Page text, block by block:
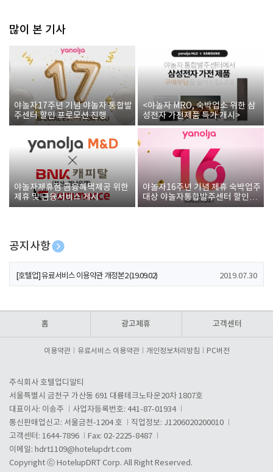
많이 본 기사
야놀자17주년 기념 야놀자 통합발
주센터 할인 프로모션 진행
<야놀자 MRO, 숙박업소 위한 삼
성전자 가전제품 특가 개시>
야놀자제휴점 금융혜택제공 위한
제휴 및 금융서비스 게시
야놀자16주년 기념 제휴 숙박업주
대상 야놀자통합발주센터 할인쿠
폰 증정
공지사항
[호텔업] 개인정보 처리방침 개정본1 (19.09.02)
[호텔업] 유료서비스 이용약관 개정본2 (19.09.02) 2019.07.30
홈 광고제휴 고객센터
이용약관 유료서비스 이용약관 개인정보처리방침 PC버전
주식회사 호텔업디알티
서울특별시 금천구 가산동 691 대륭테크노타운20차 1807호
대표이사: 이송주
사업자등록번호: 441-87-01934
통신판매업신고: 서울금천-1204 호
직업정보: J1206020200010
고객센터: 1644-7896
Fax: 02-2225-8487
이메일: hdrt1109@hotelupdrt.com
Copyright ⓒ HotelupDRT Corp. All Right Reserved.